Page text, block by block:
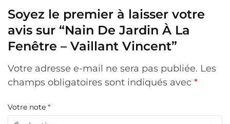
Soyez le premier à laisser votre
avis sur “Nain De Jardin À La
Fenêtre – Vaillant Vincent”
Votre adresse e-mail ne sera pas publiée. Les
champs obligatoires sont indiqués avec *
Votre note *